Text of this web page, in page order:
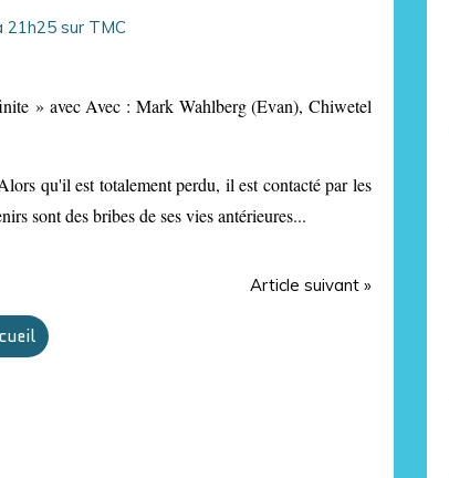
» avec Avec : Mark Wahlberg (Evan), Chiwetel
qu'il est totalement perdu, il est contacté par les
sont des bribes de ses vies antérieures...
Article suivant »